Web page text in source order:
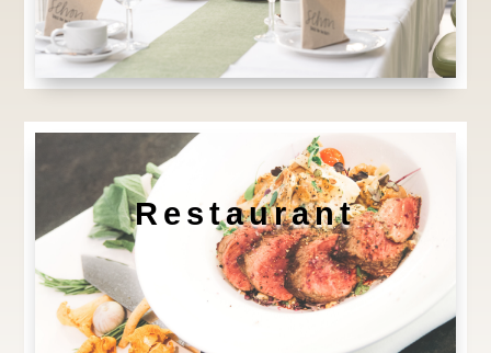
Restaurant